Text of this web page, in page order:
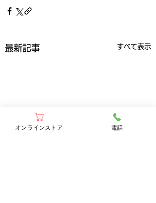
最新記事 すべて表示
オンラインストア 電話